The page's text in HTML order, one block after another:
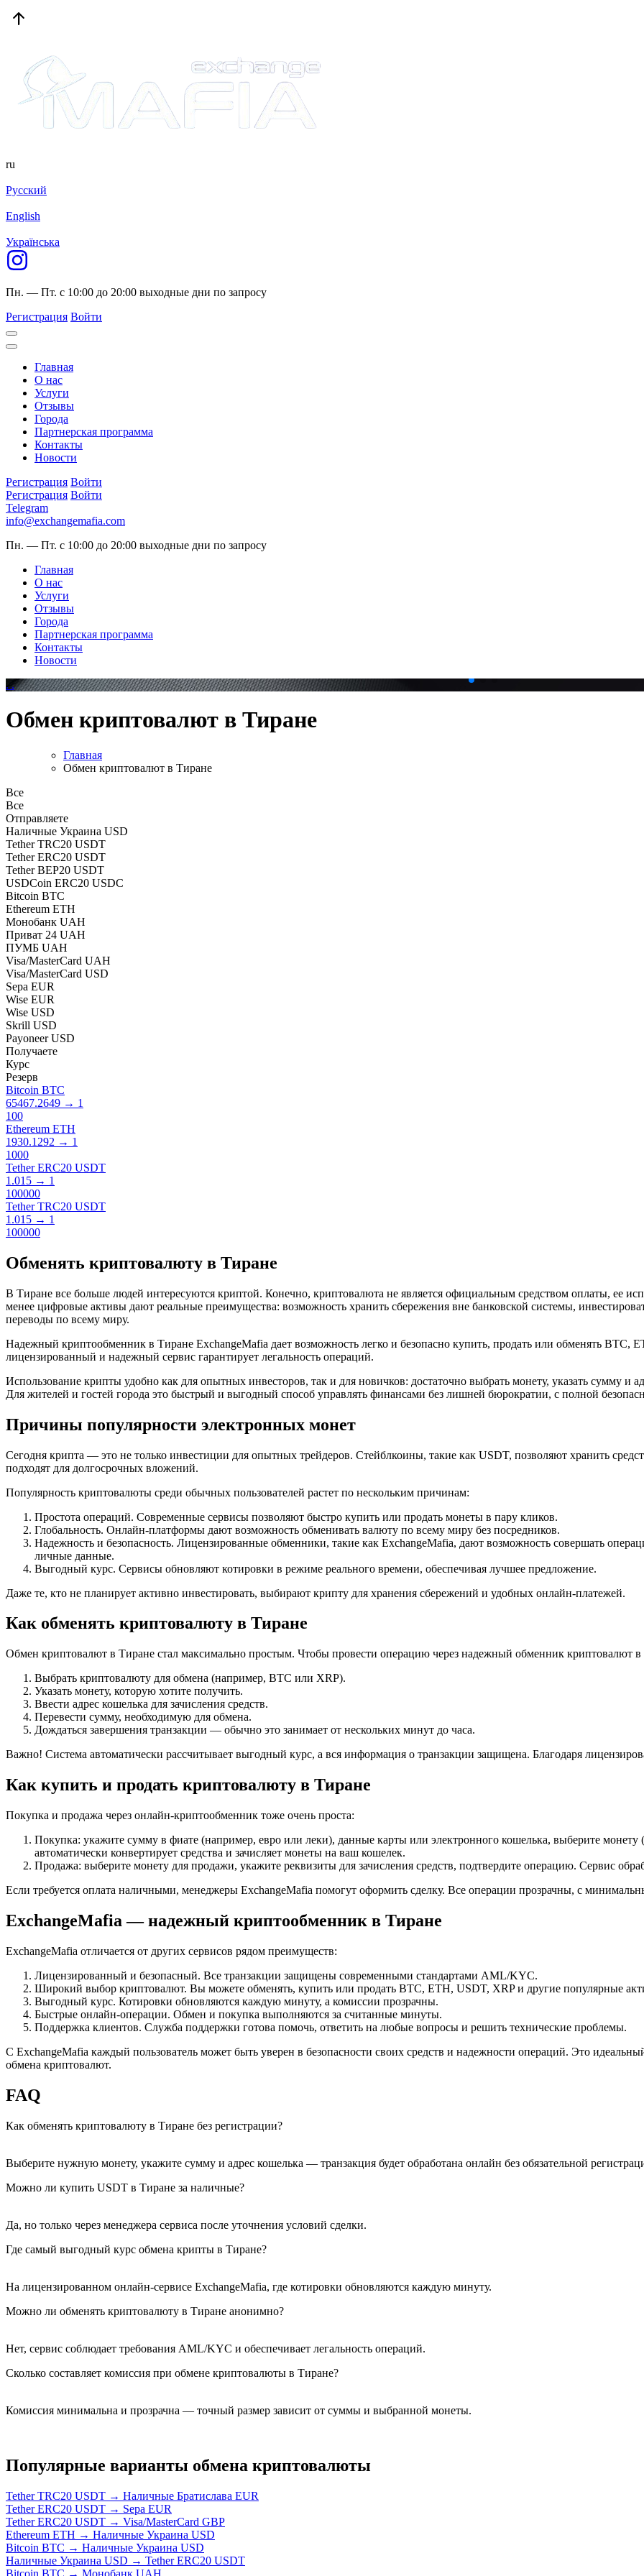
ru
Русский
English
Українська
Пн. — Пт. с 10:00 до 20:00 выходные дни по запросу
Регистрация Войти
Главная
О нас
Услуги
Отзывы
Города
Партнерская программа
Контакты
Новости
Регистрация Войти
Регистрация Войти
Telegram
info@exchangemafia.com
Пн. — Пт. с 10:00 до 20:00 выходные дни по запросу
Главная
О нас
Услуги
Отзывы
Города
Партнерская программа
Контакты
Новости
Обмен криптовалют в Тиране
Главная
Обмен криптовалют в Тиране
Все
Все
Отправляете
Наличные Украина USD
Tether TRC20 USDT
Tether ERC20 USDT
Tether BEP20 USDT
USDCoin ERC20 USDC
Bitcoin BTC
Ethereum ETH
Монобанк UAH
Приват 24 UAH
ПУМБ UAH
Visa/MasterCard UAH
Visa/MasterCard USD
Sepa EUR
Wise EUR
Wise USD
Skrill USD
Payoneer USD
Получаете
Курс
Резерв
Bitcoin BTC
65467.2649 → 1
100
Ethereum ETH
1930.1292 → 1
1000
Tether ERC20 USDT
1.015 → 1
100000
Tether TRC20 USDT
1.015 → 1
100000
Обменять криптовалюту в Тиране
В Тиране все больше людей интересуются криптой. Конечно, криптовалюта не является официальным средством оплаты, ее
менее цифровые активы дают реальные преимущества: возможность хранить сбережения вне банковской системы,
переводы по всему миру.
Надежный криптообменник в Тиране ExchangeMafia дает возможность легко и безопасно купить, продать или обменять BTC,
лицензированный и надежный сервис гарантирует легальность операций.
Использование крипты удобно как для опытных инвесторов, так и для новичков: достаточно выбрать монету, указать сумму
Для жителей и гостей города это быстрый и выгодный способ управлять финансами без лишней бюрократии, с полной
Причины популярности электронных монет
Сегодня крипта — это не только инвестиции для опытных трейдеров. Стейблкоины, такие как USDT, позволяют хранить
подходят для долгосрочных вложений.
Популярность криптовалюты среди обычных пользователей растет по нескольким причинам:
Простота операций. Современные сервисы позволяют быстро купить или продать монеты в пару кликов.
Глобальность. Онлайн-платформы дают возможность обменивать валюту по всему миру без посредников.
Надежность и безопасность. Лицензированные обменники, такие как ExchangeMafia, дают возможность совершать
личные данные.
Выгодный курс. Сервисы обновляют котировки в режиме реального времени, обеспечивая лучшее предложение.
Даже те, кто не планирует активно инвестировать, выбирают крипту для хранения сбережений и удобных онлайн-платежей.
Как обменять криптовалюту в Тиране
Обмен криптовалют в Тиране стал максимально простым. Чтобы провести операцию через надежный обменник криптовалют
Выбрать криптовалюту для обмена (например, BTC или XRP).
Указать монету, которую хотите получить.
Ввести адрес кошелька для зачисления средств.
Перевести сумму, необходимую для обмена.
Дождаться завершения транзакции — обычно это занимает от нескольких минут до часа.
Важно! Система автоматически рассчитывает выгодный курс, а вся информация о транзакции защищена. Благодаря
Как купить и продать криптовалюту в Тиране
Покупка и продажа через онлайн-криптообменник тоже очень проста:
Покупка: укажите сумму в фиате (например, евро или леки), данные карты или электронного кошелька, выберите
автоматически конвертирует средства и зачисляет монеты на ваш кошелек.
Продажа: выберите монету для продажи, укажите реквизиты для зачисления средств, подтвердите операцию. Сервис
Если требуется оплата наличными, менеджеры ExchangeMafia помогут оформить сделку. Все операции прозрачны, с
ExchangeMafia — надежный криптообменник в Тиране
ExchangeMafia отличается от других сервисов рядом преимуществ:
Лицензированный и безопасный. Все транзакции защищены современными стандартами AML/KYC.
Широкий выбор криптовалют. Вы можете обменять, купить или продать BTC, ETH, USDT, XRP и другие популярные
Выгодный курс. Котировки обновляются каждую минуту, а комиссии прозрачны.
Быстрые онлайн-операции. Обмен и покупка выполняются за считанные минуты.
Поддержка клиентов. Служба поддержки готова помочь, ответить на любые вопросы и решить технические проблемы.
С ExchangeMafia каждый пользователь может быть уверен в безопасности своих средств и надежности операций. Это
обмена криптовалют.
FAQ
Как обменять криптовалюту в Тиране без регистрации?
Выберите нужную монету, укажите сумму и адрес кошелька — транзакция будет обработана онлайн без обязательной
Можно ли купить USDT в Тиране за наличные?
Да, но только через менеджера сервиса после уточнения условий сделки.
Где самый выгодный курс обмена крипты в Тиране?
На лицензированном онлайн-сервисе ExchangeMafia, где котировки обновляются каждую минуту.
Можно ли обменять криптовалюту в Тиране анонимно?
Нет, сервис соблюдает требования AML/KYC и обеспечивает легальность операций.
Сколько составляет комиссия при обмене криптовалюты в Тиране?
Комиссия минимальна и прозрачна — точный размер зависит от суммы и выбранной монеты.
Популярные варианты обмена криптовалюты
Tether TRC20 USDT → Наличные Братислава EUR
Tether ERC20 USDT → Sepa EUR
Tether ERC20 USDT → Visa/MasterCard GBP
Ethereum ETH → Наличные Украина USD
Bitcoin BTC → Наличные Украина USD
Наличные Украина USD → Tether ERC20 USDT
Bitcoin BTC → Монобанк UAH